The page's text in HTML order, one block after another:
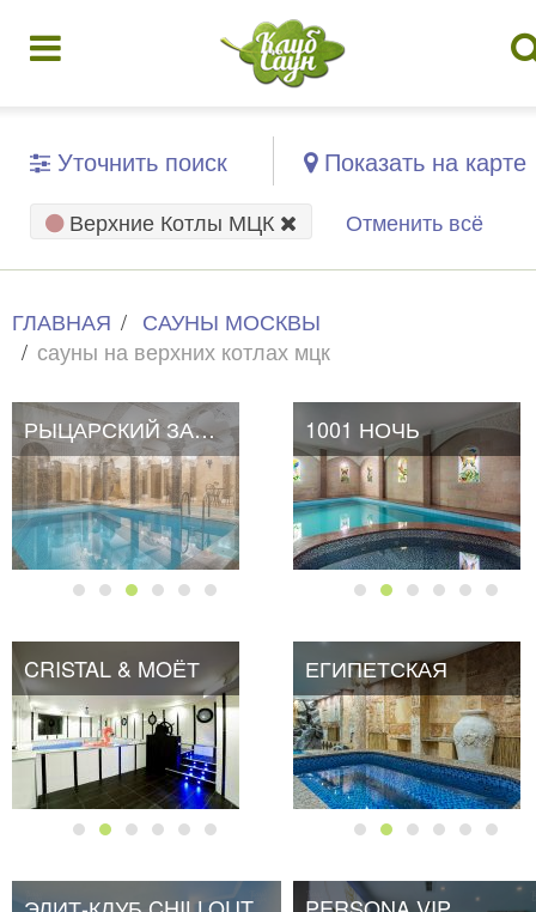
Уточнить поиск Показать на карте
Верхние Котлы МЦК Отменить всё
ГЛАВНАЯ
САУНЫ МОСКВЫ
сауны на верхних котлах мцк
РЫЦАРСКИЙ ЗАМОК 1001 НОЧЬ
CRISTAL & MOЁТ ЕГИПЕТСКАЯ